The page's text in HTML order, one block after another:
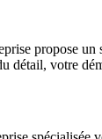
propose
votre